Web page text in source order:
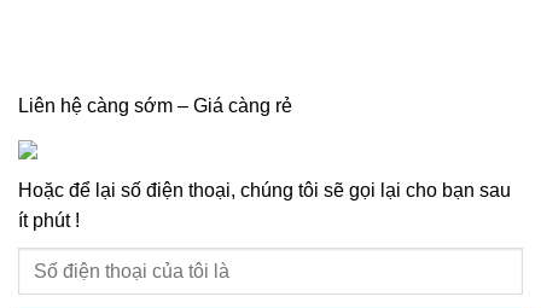
Liên hệ càng sớm – Giá càng rẻ
Hoặc để lại số điện thoại, chúng tôi sẽ gọi lại cho bạn sau
ít phút !